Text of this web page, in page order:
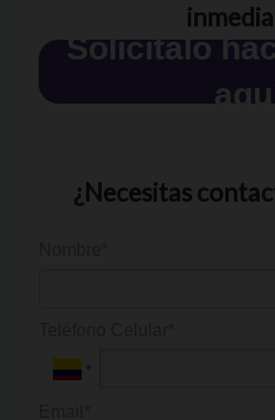
Solicítalo
¿Necesitas